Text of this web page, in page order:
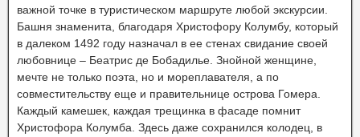
важной точке в туристическом маршруте любой экскурсии.
Башня знаменита, благодаря Христофору Колумбу, который
в далеком 1492 году назначал в ее стенах свидание своей
любовнице – Беатрис де Бобадилье. Знойной женщине,
мечте не только поэта, но и мореплавателя, а по
совместительству еще и правительнице острова Гомера.
Каждый камешек, каждая трещинка в фасаде помнит
Христофора Колумба. Здесь даже сохранился колодец, в